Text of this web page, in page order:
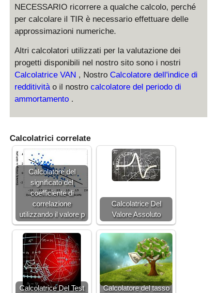
NECESSARIO ricorrere a qualche calcolo, perché
per calcolare il TIR è necessario effettuare delle
approssimazioni numeriche.
Altri calcolatori utilizzati per la valutazione dei
progetti disponibili nel nostro sito sono i nostri
Calcolatrice VAN , Nostro Calcolatore dell'indice di
redditività o il nostro calcolatore del periodo di
ammortamento .
Calcolatrici correlate
Calcolatore del
significato del
coefficiente di
correlazione
utilizzando il valore p
Calcolatrice Del
Valore Assoluto
Calcolatrice Del Test
Calcolatore del tasso